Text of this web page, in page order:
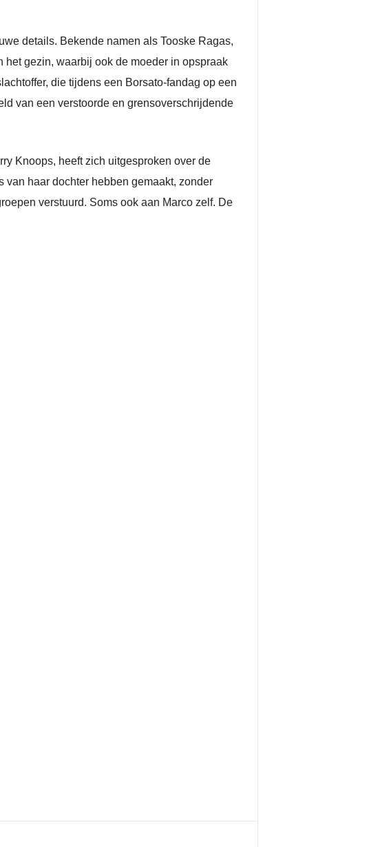
details. Bekende namen als Tooske Ragas,
gezin, waarbij ook de moeder in opspraak
die tijdens een Borsato-fandag op een
van een verstoorde en grensoverschrijdende
Knoops, heeft zich uitgesproken over de
van haar dochter hebben gemaakt, zonder
verstuurd. Soms ook aan Marco zelf. De